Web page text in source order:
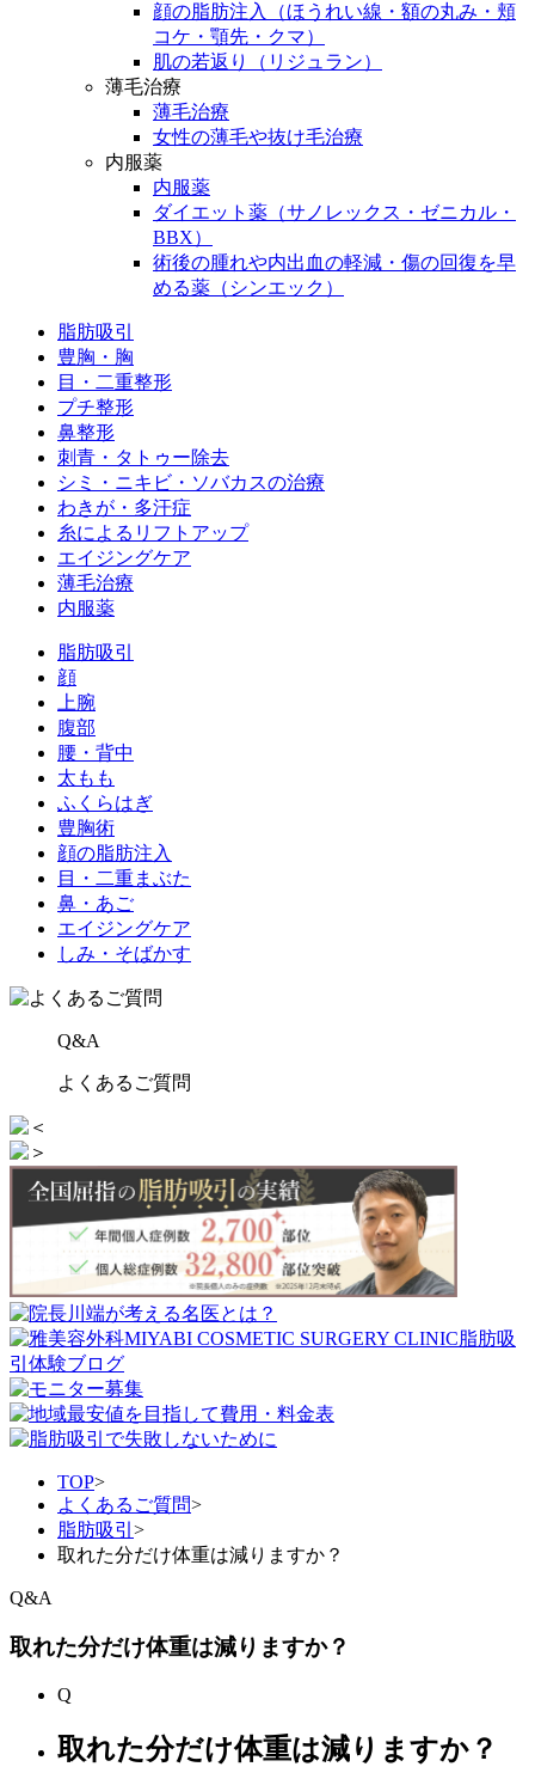
顔の脂肪注入（ほうれい線・額の丸み・頬
コケ・顎先・クマ）
肌の若返り（リジュラン）
薄毛治療
薄毛治療
女性の薄毛や抜け毛治療
内服薬
内服薬
ダイエット薬（サノレックス・ゼニカル・
BBX）
術後の腫れや内出血の軽減・傷の回復を早
める薬（シンエック）
脂肪吸引
豊胸・胸
目・二重整形
プチ整形
鼻整形
刺青・タトゥー除去
シミ・ニキビ・ソバカスの治療
わきが・多汗症
糸によるリフトアップ
エイジングケア
薄毛治療
内服薬
脂肪吸引
顔
上腕
腹部
腰・背中
太もも
ふくらはぎ
豊胸術
顔の脂肪注入
目・二重まぶた
鼻・あご
エイジングケア
しみ・そばかす
Q&A
よくあるご質問
TOP>
よくあるご質問>
脂肪吸引 >
取れた分だけ体重は減りますか？
Q&A
取れた分だけ体重は減りますか？
Q
取れた分だけ体重は減りますか？